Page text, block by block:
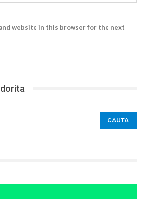
and website in this browser for the next